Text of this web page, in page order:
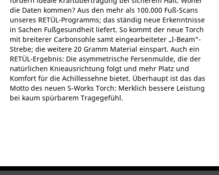
die Daten kommen? Aus den mehr als 100.000 Fuß-Scans
unseres RETÜL-Programms; das ständig neue Erkenntnisse
in Sachen Fußgesundheit liefert. So kommt der neue Torch
mit breiterer Carbonsohle samt eingearbeiteter „I-Beam“-
Strebe; die weitere 20 Gramm Material einspart. Auch ein
RETÜL-Ergebnis: Die asymmetrische Fersenmulde, die der
natürlichen Knieausrichtung folgt und mehr Platz und
Komfort für die Achillessehne bietet. Überhaupt ist das das
Motto des neuen S-Works Torch: Merklich bessere Leistung
bei kaum spürbarem Tragegefühl.